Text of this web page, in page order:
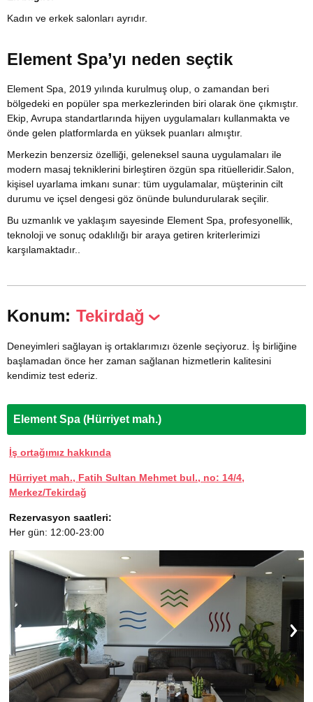
Kadın ve erkek salonları ayrıdır.
Element Spa’yı neden seçtik
Element Spa, 2019 yılında kurulmuş olup, o zamandan beri
bölgedeki en popüler spa merkezlerinden biri olarak öne çıkmıştır.
Ekip, Avrupa standartlarında hijyen uygulamaları kullanmakta ve
önde gelen platformlarda en yüksek puanları almıştır.
Merkezin benzersiz özelliği, geleneksel sauna uygulamaları ile
modern masaj tekniklerini birleştiren özgün spa ritüelleridir.Salon,
kişisel uyarlama imkanı sunar: tüm uygulamalar, müşterinin cilt
durumu ve içsel dengesi göz önünde bulundurularak seçilir.
Bu uzmanlık ve yaklaşım sayesinde Element Spa, profesyonellik,
teknoloji ve sonuç odaklılığı bir araya getiren kriterlerimizi
karşılamaktadır..
Konum: Tekirdağ
Deneyimleri sağlayan iş ortaklarımızı özenle seçiyoruz. İş birliğine
başlamadan önce her zaman sağlanan hizmetlerin kalitesini
kendimiz test ederiz.
Element Spa (Hürriyet mah.)
İş ortağımız hakkında
Hürriyet mah., Fatih Sultan Mehmet bul., no: 14/4,
Merkez/Tekirdağ
Rezervasyon saatleri:
Her gün: 12:00-23:00